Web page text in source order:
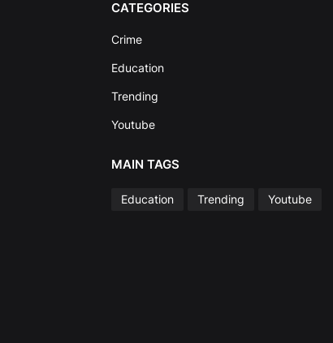
CATEGORIES
Crime
Education
Trending
Youtube
MAIN TAGS
Education Trending Youtube